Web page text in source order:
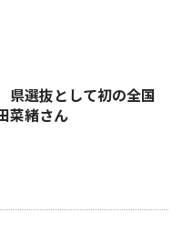
選抜として初の全国
菜緒さん